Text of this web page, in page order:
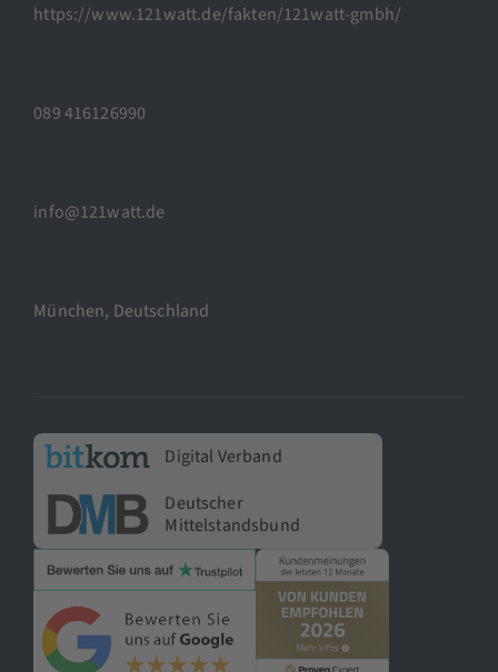
https://www.121watt.de/fakten/121watt-gmbh/
089 416126990
info@121watt.de
München, Deutschland
Digital Verband
Deutscher
Mittelstandsbund